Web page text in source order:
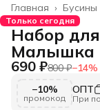
Бусины
Главная ›
Только сегодня
Набор
Малышка
690 ₽800 ₽−14%
−10%
промокод
ОПТ
При